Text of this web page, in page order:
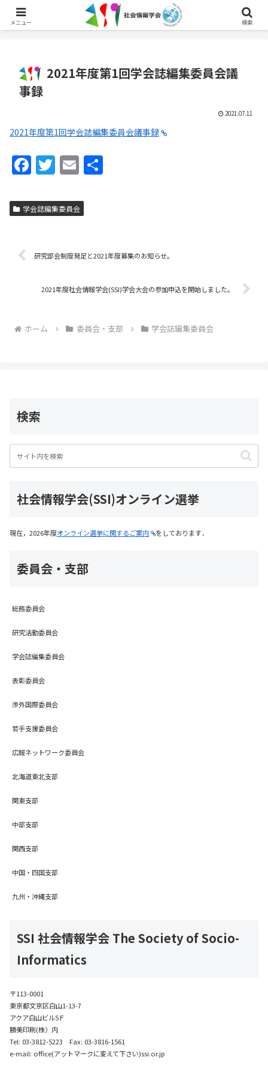
English
2021年度第1回学会誌編集委員会議
事録
2021.07.11
2021年度第1回学会誌編集委員会議事録
F
c
e
o
o
k
T
itt
er
E
ai
l
学会誌編集委員会
研究部会制度発足と2021年度募集のお知らせ。
2021年度社会情報学会(SSI)学会大会の参加申込を開始しました。
ホーム 委員会・支部 学会誌編集委員会
検索
社会情報学会(SSI)オンライン選挙
現在，2026年度オンライン選挙に関するご案内 をしております．
委員会・支部
総務委員会
研究活動委員会
学会誌編集委員会
表彰委員会
渉外国際委員会
若手支援委員会
広報ネットワーク委員会
北海道東北支部
関東支部
中部支部
関西支部
中国・四国支部
九州・沖縄支部
SSI 社会情報学会 The Society of Socio-
Informatics
〒113-0001
東京都文京区白山1-13-7
アクア白山ビル5Ｆ
勝美印刷(株）内
Tel: 03-3812-5223 Fax: 03-3816-1561
e-mail: office(アットマークに変えて下さい)ssi.or.jp
メニュー 検索